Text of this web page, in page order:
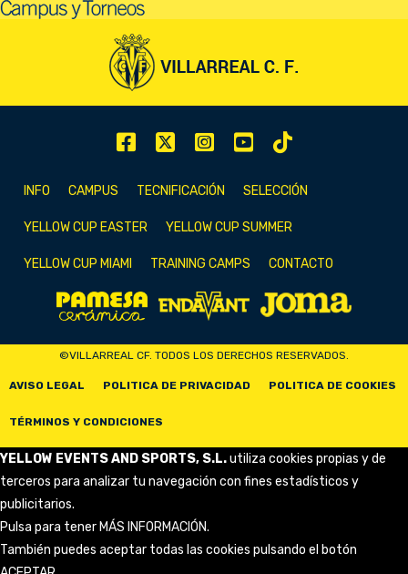
INFO CAMPUS TECNIFICACIÓN SELECCIÓN
YELLOW CUP EASTER YELLOW CUP SUMMER
YELLOW CUP MIAMI TRAINING CAMPS CONTACTO
©VILLARREAL CF. TODOS LOS DERECHOS RESERVADOS.
AVISO LEGAL POLITICA DE PRIVACIDAD POLITICA DE COOKIES
TÉRMINOS Y CONDICIONES
YELLOW EVENTS AND SPORTS, S.L.utiliza cookies propias y de
terceros para analizar tu navegación con fines estadísticos y
publicitarios.
Pulsa para tener MÁS INFORMACIÓN.
También puedes aceptar todas las cookies pulsando el botón